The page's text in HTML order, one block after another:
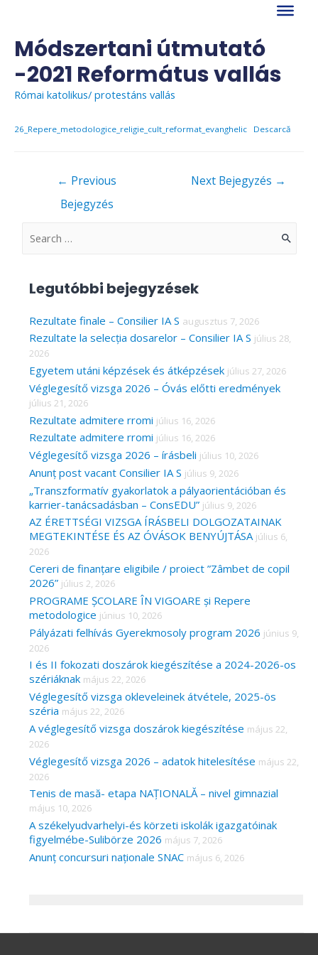
contentMódszertani útmutató
-2021 Református vallás
Római katolikus/ protestáns vallás
26_Repere_metodologice_religie_cult_reformat_evanghelic Descarcă
← Previous
Bejegyzés
Next Bejegyzés →
S
c
h
f
r
:
Legutóbbi bejegyzések
Rezultate finale – Consilier IA S augusztus 7, 2026
Rezultate la selecția dosarelor – Consilier IA S július 28,
2026
Egyetem utáni képzések és átképzések július 27, 2026
Véglegesítő vizsga 2026 – Óvás előtti eredmények
július 21, 2026
Rezultate admitere rromi július 16, 2026
Rezultate admitere rromi július 16, 2026
Véglegesítő vizsga 2026 – írásbeli július 10, 2026
Anunț post vacant Consilier IA S július 9, 2026
„Transzformatív gyakorlatok a pályaorientációban és
karrier-tanácsadásban – ConsEDU” július 9, 2026
AZ ÉRETTSÉGI VIZSGA ÍRÁSBELI DOLGOZATAINAK
MEGTEKINTÉSE ÉS AZ ÓVÁSOK BENYÚJTÁSA július 6,
2026
Cereri de finanțare eligibile / proiect ”Zâmbet de copil
2026” július 2, 2026
PROGRAME ȘCOLARE ÎN VIGOARE și Repere
metodologice június 10, 2026
Pályázati felhívás Gyerekmosoly program 2026 június 9,
2026
I és II fokozati doszárok kiegészítése a 2024-2026-os
szériáknak május 22, 2026
Véglegesítő vizsga okleveleinek átvétele, 2025-ös
széria május 22, 2026
A véglegesítő vizsga doszárok kiegészítése május 22,
2026
Véglegesítő vizsga 2026 – adatok hitelesítése május 22,
2026
Tenis de masă- etapa NAȚIONALĂ – nivel gimnazial
május 10, 2026
A székelyudvarhelyi-és körzeti iskolák igazgatóinak
figyelmébe-Sulibörze 2026 május 7, 2026
Anunț concursuri naționale SNAC május 6, 2026